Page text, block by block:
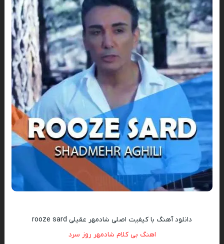
دانلود آهنگ با کیفیت اصلی شادمهر عقیلی rooze sard
اهنگ بی کلام شادمهر روز سرد